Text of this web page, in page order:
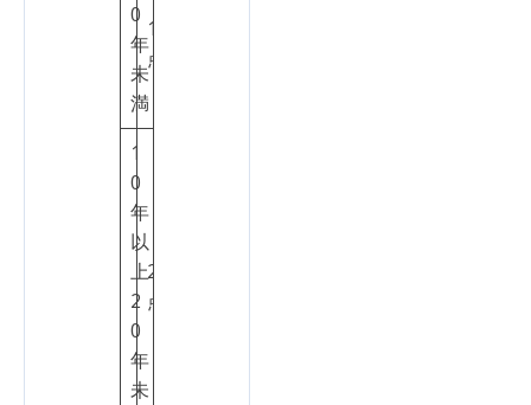
0
年
未
満
1
点
1
0
年
以
上
2
0
年
未
2
点